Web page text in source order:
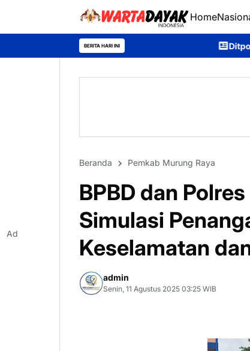
Home
BERITA HARI INIDitpolairud Polda Kalteng
Beranda Pemkab Murung Raya
BPBD dan
Simulasi
Keselamatan
admin
Senin, 11 Agustus 2025 03:25 WIB
Ad